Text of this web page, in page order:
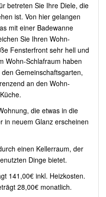
betreten Sie Ihre Diele, die
ist. Von hier gelangen
mit einer Badewanne
Sie Ihren Wohn-
Fensterfront sehr hell und
Wohn-Schlafraum haben
Gemeinschaftsgarten,
an den Wohn-
die etwas in die
in neuem Glanz erscheinen
einen Kellerraum, der
Dinge bietet.
141,00€ inkl. Heizkosten.
28,00€ monatlich.